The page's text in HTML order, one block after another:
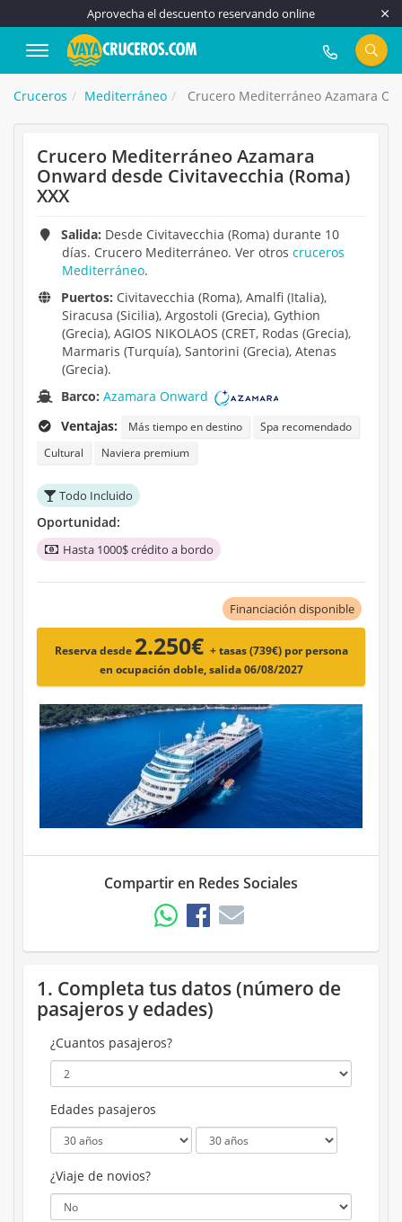
Aprovecha el descuento reservando online
917 815 555
Cruceros Mediterráneo Crucero Mediterráneo Azamara
Crucero Mediterráneo Azamara
Onward desde Civitavecchia (Roma)
XXX
Salida: Desde Civitavecchia (Roma) durante 10
días. Crucero Mediterráneo. Ver otros cruceros
Mediterráneo.
Puertos: Civitavecchia (Roma), Amalfi (Italia),
Siracusa (Sicilia), Argostoli (Grecia), Gythion
(Grecia), AGIOS NIKOLAOS (CRET, Rodas (Grecia),
Marmaris (Turquía), Santorini (Grecia), Atenas
(Grecia).
Barco:Azamara Onward
Ventajas:
Más tiempo en destino
Spa recomendado
Cultural
Naviera premium
Todo Incluido
Oportunidad:
Hasta 1000$ crédito a bordo
Financiación disponible
Reserva desde 2.250€ + tasas (739€) por persona
en ocupación doble, salida 06/08/2027
Compartir en Redes Sociales
1. Completa tus datos (número de
pasajeros y edades)
¿Cuantos pasajeros?
Edades pasajeros
¿Viaje de novios?